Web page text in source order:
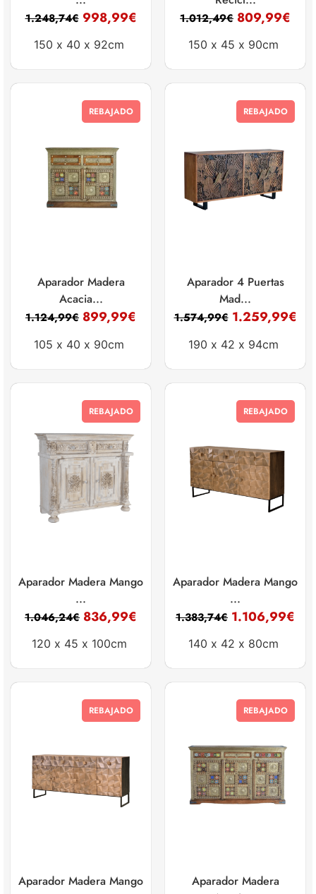
1.248,74€ 998,99€
150 x 40 x 92cm
1.012,49€ 809,99€
150 x 45 x 90cm
REBAJADO
Aparador Madera
Acacia...
1.124,99€ 899,99€
105 x 40 x 90cm
REBAJADO
Aparador 4 Puertas
Mad...
1.574,99€ 1.259,99€
190 x 42 x 94cm
REBAJADO
Aparador Madera Mango
...
1.046,24€ 836,99€
120 x 45 x 100cm
REBAJADO
Aparador Madera Mango
...
1.383,74€ 1.106,99€
140 x 42 x 80cm
REBAJADO
Aparador Madera Mango
REBAJADO
Aparador Madera